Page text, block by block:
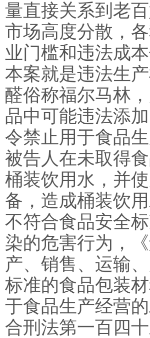
量直接关系到老
市场高度分散，
业门槛和违法成
本案就是违法生
醛俗称福尔马林
品中可能违法添
令禁止用于食品
被告人在未取得
桶装饮用水，并
备，造成桶装饮
不符合食品安全
染的危害行为，
产、销售、运输
标准的食品包装
于食品生产经营
合刑法第一百四